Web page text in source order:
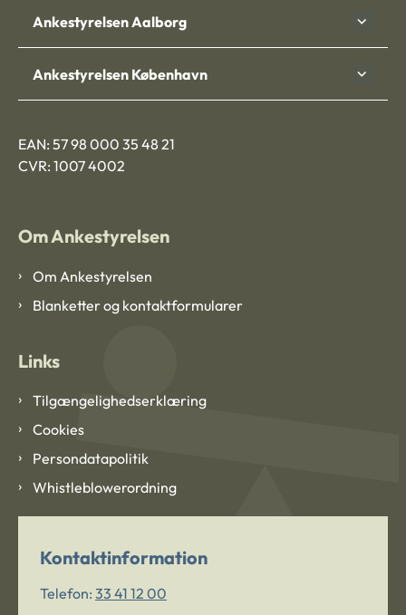
Ankestyrelsen Aalborg
Ankestyrelsen København
EAN: 57 98 000 35 48 21
CVR: 1007 4002
Om Ankestyrelsen
Om Ankestyrelsen
Blanketter og kontaktformularer
Links
Tilgængelighedserklæring
Cookies
Persondatapolitik
Whistleblowerordning
Kontaktinformation
Telefon: 33 41 12 00